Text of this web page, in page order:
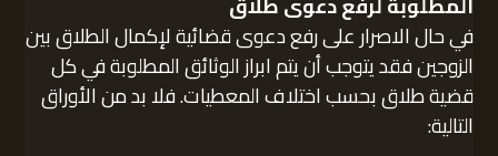
في حال الاصرار على رفع دعوى قضائية لإكمال الطلاق بين
الزوجين فقد يتوجب أن يتم ابراز الوثائق المطلوبة في كل
قضية طلاق بحسب اختلاف المعطيات. فلا بد من الأوراق
التالية: